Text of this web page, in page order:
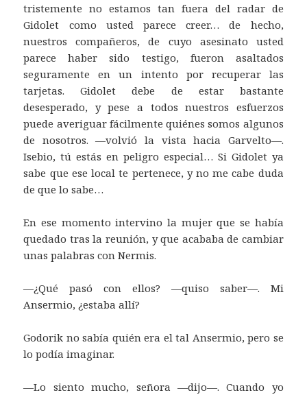
tristemente no estamos tan fuera del radar de
Gidolet como usted parece creer… de hecho,
nuestros compañeros, de cuyo asesinato usted
parece haber sido testigo, fueron asaltados
seguramente en un intento por recuperar las
tarjetas. Gidolet debe de estar bastante
desesperado, y pese a todos nuestros esfuerzos
puede averiguar fácilmente quiénes somos algunos
de nosotros. —volvió la vista hacia Garvelto—.
Isebio, tú estás en peligro especial… Si Gidolet ya
sabe que ese local te pertenece, y no me cabe duda
de que lo sabe…
En ese momento intervino la mujer que se había
quedado tras la reunión, y que acababa de cambiar
unas palabras con Nermis.
—¿Qué pasó con ellos? —quiso saber—. Mi
Ansermio, ¿estaba allí?
Godorik no sabía quién era el tal Ansermio, pero se
lo podía imaginar.
—Lo siento mucho, señora —dijo—. Cuando yo